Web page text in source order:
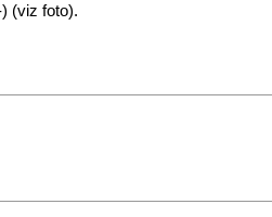
(viz foto).